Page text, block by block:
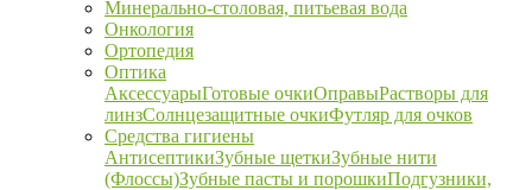
Минерально-столовая, питьевая вода
Онкология
Ортопедия
Оптика
АксессуарыГотовые очкиОправыРастворы для
линзСолнцезащитные очкиФутляр для очков
Средства гигиены
АнтисептикиЗубные щеткиЗубные нити
(Флоссы)Зубные пасты и порошкиПодгузники,